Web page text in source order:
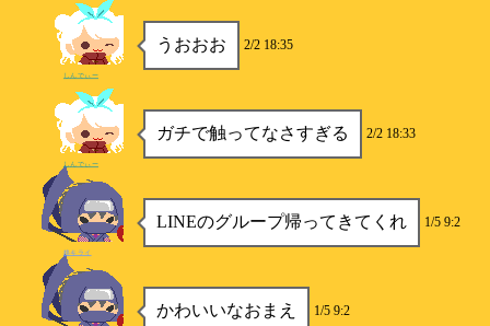
うおおお 2/2 18:35
しんでぃー
ガチで触ってなさすぎる 2/2 18:33
しんでぃー
LINEのグループ帰ってきてくれ 1/5 9:2
柊キライ
かわいいなおまえ 1/5 9:2